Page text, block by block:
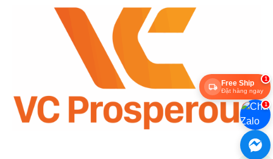
1
Free Ship
Đặt hàng ngay
1